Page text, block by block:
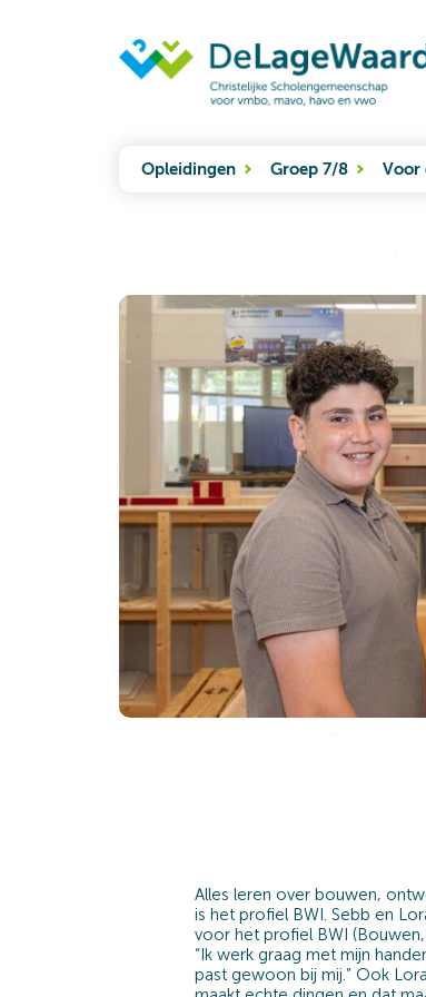
Opleidingen Groep 7/8 Voor
Alles leren over bouwen,
is het profiel BWI. Sebb en
voor het profiel BWI
“Ik werk graag met mijn
past gewoon bij mij.” Ook